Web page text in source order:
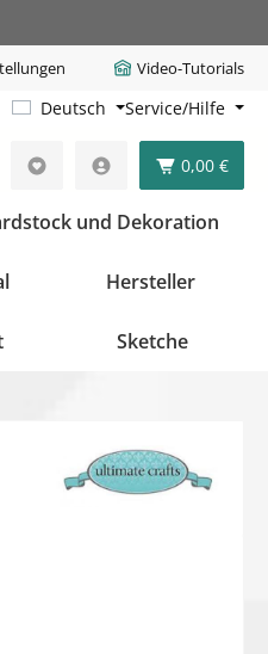
Video-Tutorials
Deutsch Service/Hilfe
0,00 €
und Dekoration
Hersteller
Sketche